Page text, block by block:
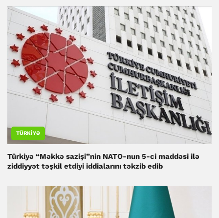
TÜRKIYƏ
Türkiyə “Məkkə sazişi”nin NATO-nun 5-ci maddəsi ilə
ziddiyyət təşkil etdiyi iddialarını təkzib edib